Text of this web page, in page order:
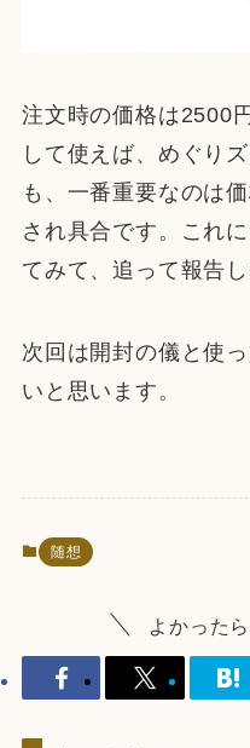
注文時の価格は2500
して使えば、めぐり
も、一番重要なのは
され具合です。これ
てみて、追って報告
次回は開封の儀と使
いと思います。
随想
よかった